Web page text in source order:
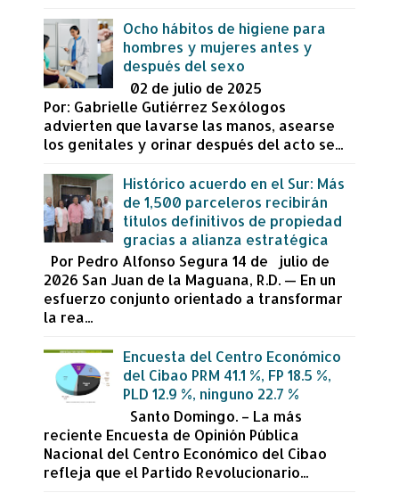
Ocho hábitos de higiene para
hombres y mujeres antes y
después del sexo
02 de julio de 2025
Por: Gabrielle Gutiérrez Sexólogos
advierten que lavarse las manos, asearse
los genitales y orinar después del acto se...
Histórico acuerdo en el Sur: Más
de 1,500 parceleros recibirán
títulos definitivos de propiedad
gracias a alianza estratégica
Por Pedro Alfonso Segura 14 de julio de
2026 San Juan de la Maguana, R.D. — En un
esfuerzo conjunto orientado a transformar
la rea...
Encuesta del Centro Económico
del Cibao PRM 41.1 %, FP 18.5 %,
PLD 12.9 %, ninguno 22.7 %
Santo Domingo. – La más
reciente Encuesta de Opinión Pública
Nacional del Centro Económico del Cibao
refleja que el Partido Revolucionario...